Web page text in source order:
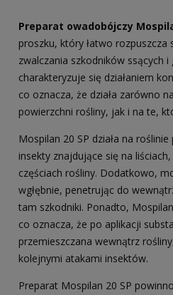
Preparat owadobójczy
proszku, który łatwo rozpuszcza
zwalczania szkodników ssących
charakteryzuje się działaniem
co oznacza, że działa zarówno
powierzchni rośliny, jak i na te,
Mospilan 20 SP działa na
insekty znajdujące się na
częściach rośliny. Dodatkowo,
wgłębnie, penetrując do
tam szkodniki. Ponadto,
co oznacza, że po aplikacji
przemieszczana wewnątrz
kolejnymi atakami insektów.
Preparat Mospilan 20 SP